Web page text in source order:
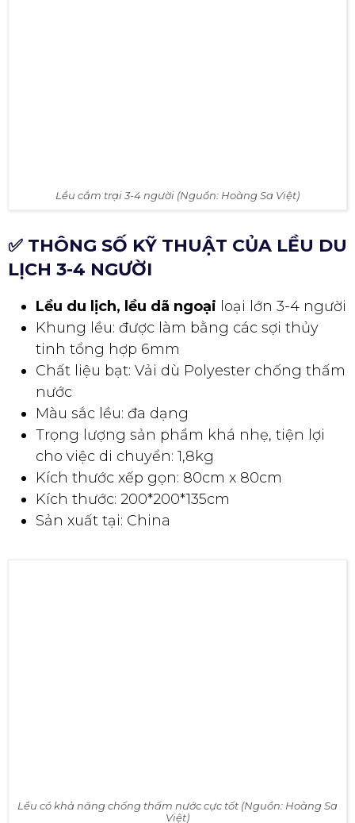
✅ THÔNG SỐ KỸ THUẬT CỦA LỀU DU
LỊCH 3-4 NGƯỜI
Lều du lịch, lều dã ngoại loại lớn 3-4 người
Khung lều: được làm bằng các sợi thủy
tinh tổng hợp 6mm
Chất liệu bạt: Vải dù Polyester chống thấm
nước
Màu sắc lều: đa dạng
Trọng lượng sản phẩm khá nhẹ, tiện lợi
cho việc di chuyển: 1,8kg
Kích thước xếp gọn: 80cm x 80cm
Kích thước: 200*200*135cm